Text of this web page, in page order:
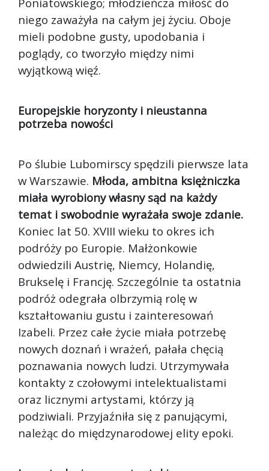
niego zaważyła na całym jej życiu. Oboje
mieli podobne gusty, upodobania i
poglądy, co tworzyło między nimi
wyjątkową więź.
Europejskie horyzonty i nieustanna
potrzeba nowości
Po ślubie Lubomirscy spędzili pierwsze lata
w Warszawie. Młoda, ambitna księżniczka
miała wyrobiony własny sąd na każdy
temat i swobodnie wyrażała swoje zdanie.
Koniec lat 50. XVIII wieku to okres ich
podróży po Europie. Małżonkowie
odwiedzili Austrię, Niemcy, Holandię,
Brukselę i Francję. Szczególnie ta ostatnia
podróż odegrała olbrzymią rolę w
kształtowaniu gustu i zainteresowań
Izabeli. Przez całe życie miała potrzebę
nowych doznań i wrażeń, pałała chęcią
poznawania nowych ludzi. Utrzymywała
kontakty z czołowymi intelektualistami
oraz licznymi artystami, którzy ją
podziwiali. Przyjaźniła się z panującymi,
należąc do międzynarodowej elity epoki.